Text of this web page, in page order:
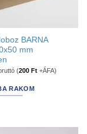
BARNA
mm
(200Ft +ÁFA)
RAKOM